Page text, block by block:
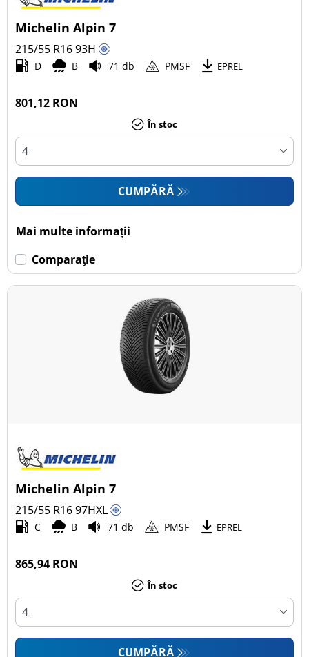
Michelin Alpin 7
215/55 R1693H
D B 71 db PMSF EPREL
801,12 RON
În stoc
CUMPĂRĂ
Mai multe informații
Comparaţie
Michelin Alpin 7
215/55 R1697HXL
C B 71 db PMSF EPREL
865,94 RON
În stoc
CUMPĂRĂ